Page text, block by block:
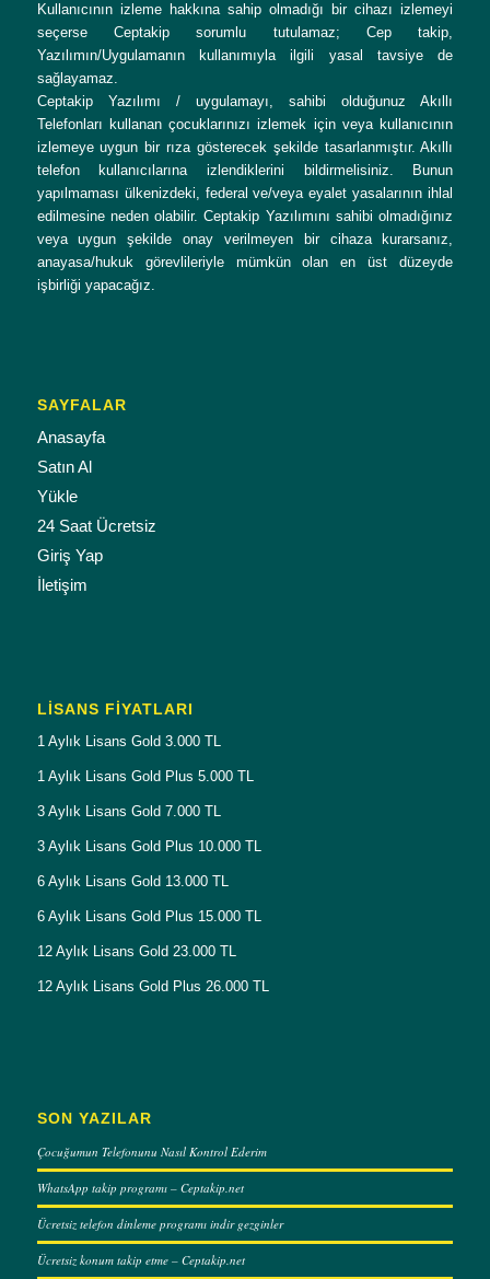
Kullanıcının izleme hakkına sahip olmadığı bir cihazı izlemeyi
seçerse Ceptakip sorumlu tutulamaz; Cep takip,
Yazılımın/Uygulamanın kullanımıyla ilgili yasal tavsiye de
sağlayamaz.
Ceptakip Yazılımı / uygulamayı, sahibi olduğunuz Akıllı
Telefonları kullanan çocuklarınızı izlemek için veya kullanıcının
izlemeye uygun bir rıza gösterecek şekilde tasarlanmıştır. Akıllı
telefon kullanıcılarına izlendiklerini bildirmelisiniz. Bunun
yapılmaması ülkenizdeki, federal ve/veya eyalet yasalarının ihlal
edilmesine neden olabilir. Ceptakip Yazılımını sahibi olmadığınız
veya uygun şekilde onay verilmeyen bir cihaza kurarsanız,
anayasa/hukuk görevlileriyle mümkün olan en üst düzeyde
işbirliği yapacağız.
SAYFALAR
Anasayfa
Satın Al
Yükle
24 Saat Ücretsiz
Giriş Yap
İletişim
LISANS FIYATLARI
1 Aylık Lisans Gold 3.000 TL
1 Aylık Lisans Gold Plus 5.000 TL
3 Aylık Lisans Gold 7.000 TL
3 Aylık Lisans Gold Plus 10.000 TL
6 Aylık Lisans Gold 13.000 TL
6 Aylık Lisans Gold Plus 15.000 TL
12 Aylık Lisans Gold 23.000 TL
12 Aylık Lisans Gold Plus 26.000 TL
SON YAZILAR
Çocuğumun Telefonunu Nasıl Kontrol Ederim
WhatsApp takip programı – Ceptakip.net
Ücretsiz telefon dinleme programı indir gezginler
Ücretsiz konum takip etme – Ceptakip.net